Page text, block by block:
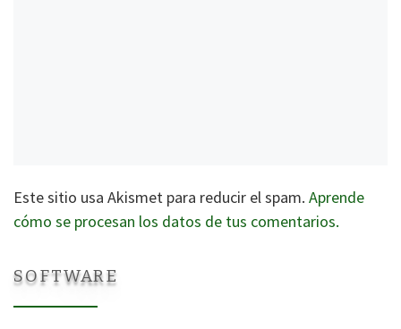
Este sitio usa Akismet para reducir el spam. Aprende
cómo se procesan los datos de tus comentarios.
SOFTWARE